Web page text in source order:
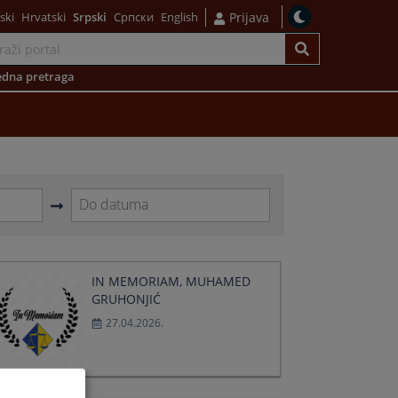
Hrvatski Srpski Српски English Prijava
pretraga
to
interact
with
the
calendar
select
IN MEMORIAM, MUHAMED
GRUHONJIĆ
27.04.2026.